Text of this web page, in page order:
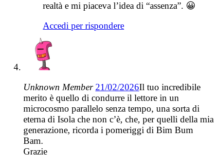
realtà e mi piaceva l’idea di “assenza”. 😀
Accedi per rispondere
Unknown Member 21/02/2026Il tuo incredibile
merito è quello di condurre il lettore in un
microcosmo parallelo senza tempo, una sorta di
eterna di Isola che non c’è, che, per quelli della mia
generazione, ricorda i pomeriggi di Bim Bum
Bam.
Grazie